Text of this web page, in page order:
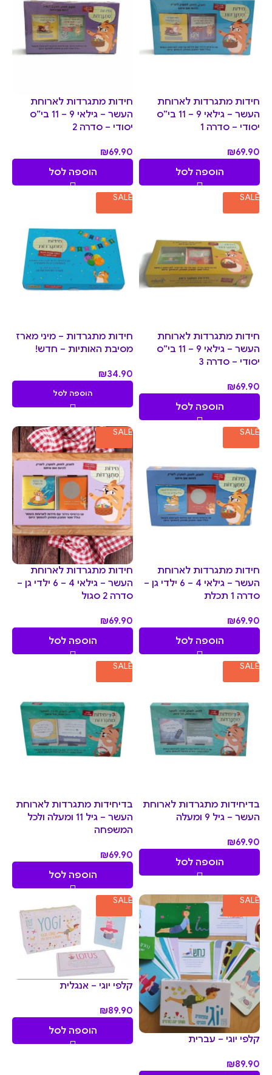
חידות מתגרדות לארוחת
העשר – גילאי 9 – 11 בי”ס
יסודי – סדרה 1
₪69.90
הוספה לסל
חידות מתגרדות לארוחת
העשר – גילאי 9 – 11 בי”ס
יסודי – סדרה 2
₪69.90
הוספה לסל
SALE
חידות מתגרדות לארוחת
העשר – גילאי 9 – 11 בי”ס
יסודי – סדרה 3
₪69.90
הוספה לסל
SALE
חידות מתגרדות – מיני מארז
מסיבת האותיות – חדש!
₪34.90
הוספה לסל
SALE
חידות מתגרדות לארוחת
העשר – גילאי 4 – 6 ילדי גן –
סדרה 1 תכלת
₪69.90
הוספה לסל
SALE
חידות מתגרדות לארוחת
העשר – גילאי 4 – 6 ילדי גן –
סדרה 2 סגול
₪69.90
הוספה לסל
SALE
בדיחידות מתגרדות לארוחת
העשר – גיל 9 ומעלה
₪69.90
הוספה לסל
SALE
בדיחידות מתגרדות לארוחת
העשר – גיל 11 ומעלה ולכל
המשפחה
₪69.90
הוספה לסל
SALE
קלפי יוגי – עברית
₪89.90
SALE
קלפי יוגי – אנגלית
₪89.90
הוספה לסל